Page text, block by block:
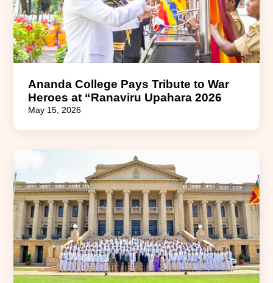
Ananda College Pays Tribute to War
Heroes at “Ranaviru Upahara 2026
May 15, 2026